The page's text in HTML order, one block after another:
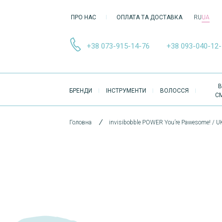
ПРО НАС ОПЛАТА ТА ДОСТАВКА RUUA
+38 073-915-14-76 +38 093-040-
НАВІҐАЦІЯ
БРЕНДИ ІНСТРУМЕНТИ ВОЛОССЯ
Головна invisibobble POWER You’re Pawesome! /